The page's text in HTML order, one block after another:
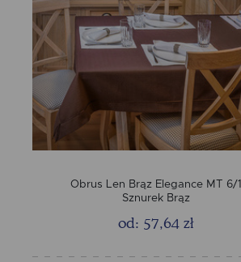
Obrus Len Brąz Elegance MT 6/1
Sznurek Brąz
od: 57,64 zł